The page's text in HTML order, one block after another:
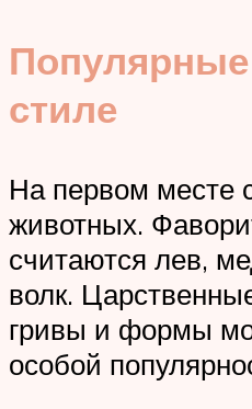
Популярные
стиле
На первом месте
животных.
считаются лев,
волк.
гривы и формы
особой